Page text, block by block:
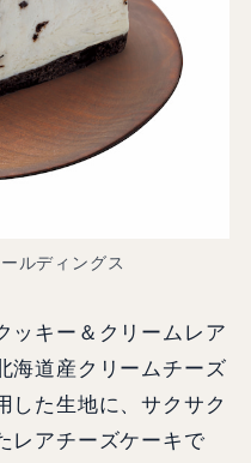
ルディングス
キー＆クリームレア
道産クリームチーズ
した生地に、サクサク
レアチーズケーキで